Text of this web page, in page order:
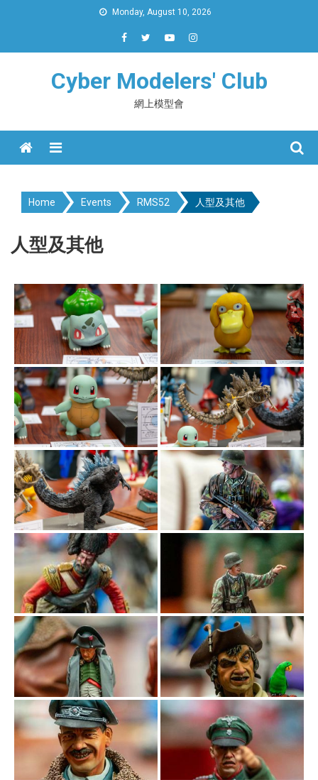
Monday, August 10, 2026
Cyber Modelers' Club
網上模型會
Menu
Home Events RMS52 人型及其他
人型及其他